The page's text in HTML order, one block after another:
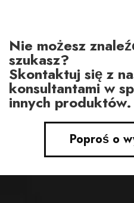
Nie możesz
szukasz?
Skontaktuj się z
konsultantami w
innych produktów.
Poproś o